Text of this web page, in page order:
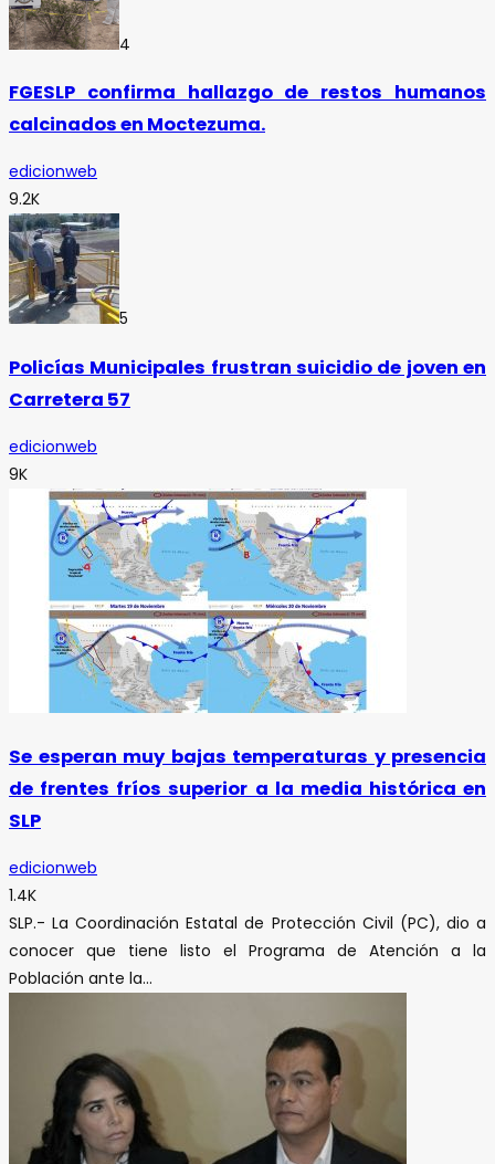
4
FGESLP confirma hallazgo de restos humanos
calcinados en Moctezuma.
edicionweb
9.2K
5
Policías Municipales frustran suicidio de joven en
Carretera 57
edicionweb
9K
Se esperan muy bajas temperaturas y presencia
de frentes fríos superior a la media histórica en
SLP
edicionweb
1.4K
SLP.- La Coordinación Estatal de Protección Civil (PC), dio a
conocer que tiene listo el Programa de Atención a la
Población ante la...